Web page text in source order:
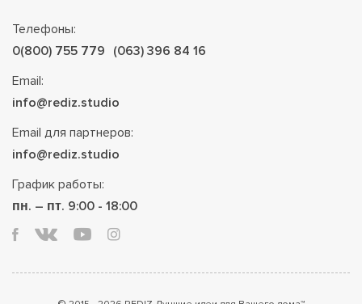
Телефоны:
0(800) 755 779 (063) 396 84 16
Email:
info@rediz.studio
Email для партнеров:
info@rediz.studio
График работы:
пн. – пт. 9:00 - 18:00